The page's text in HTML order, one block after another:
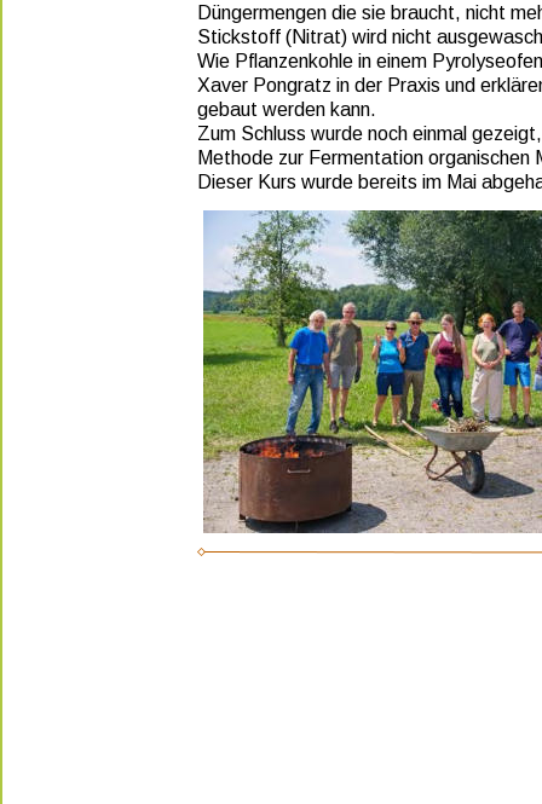
Düngermengen die sie braucht, nicht
Stickstoff (Nitrat) wird nicht
Wie Pflanzenkohle in einem
Xaver Pongratz in der Praxis und
gebaut werden kann.
Zum Schluss wurde noch einmal
Methode zur Fermentation
Dieser Kurs wurde bereits im Mai